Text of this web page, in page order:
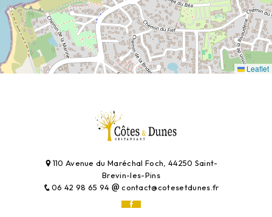
Leaflet
110 Avenue du Maréchal Foch, 44250 Saint-
Brevin-les-Pins
06 42 98 65 94
contact@cotesetdunes.fr